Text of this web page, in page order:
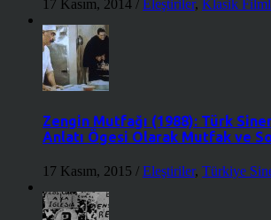
17 Kasım, 2014 / Eleştiriler, Klasik
Zengin Mutfağı (1988): Türk
Anlatı Ögesi Olarak Mutfak ve
17 Kasım, 2015 / Eleştiriler, Türkiye